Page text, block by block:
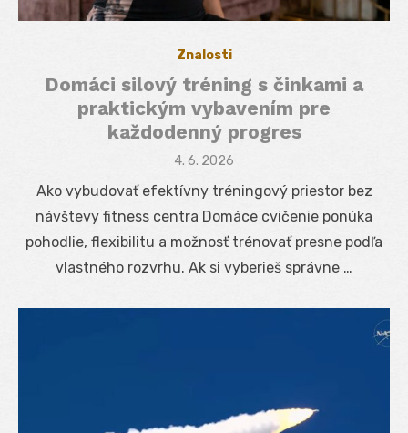
Znalosti
Domáci silový tréning s činkami a
praktickým vybavením pre
každodenný progres
Posted
4. 6. 2026
Ako vybudovať efektívny tréningový priestor bez
návštevy fitness centra Domáce cvičenie ponúka
pohodlie, flexibilitu a možnosť trénovať presne podľa
vlastného rozvrhu. Ak si vyberieš správne …